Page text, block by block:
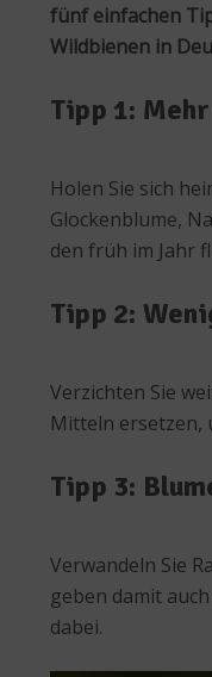
fünf einfachen
Wildbienen in
Tipp 1:
Holen Sie sich
Glockenblume,
den früh im Jahr
Tipp 2:
Verzichten Sie
Mitteln ersetzen,
Tipp 3:
Verwandeln Sie
geben damit
dabei.